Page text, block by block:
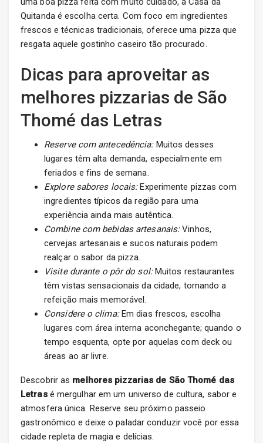
Quitanda é escolha certa. Com foco em ingredientes
frescos e técnicas tradicionais, oferece uma pizza que
resgata aquele gostinho caseiro tão procurado.
Dicas para aproveitar as
melhores pizzarias de São
Thomé das Letras
Reserve com antecedência:Muitos desses
lugares têm alta demanda, especialmente em
feriados e fins de semana.
Explore sabores locais:Experimente pizzas com
ingredientes típicos da região para uma
experiência ainda mais autêntica.
Combine com bebidas artesanais:Vinhos,
cervejas artesanais e sucos naturais podem
realçar o sabor da pizza.
Visite durante o pôr do sol:Muitos restaurantes
têm vistas sensacionais da cidade, tornando a
refeição mais memorável.
Considere o clima:Em dias frescos, escolha
lugares com área interna aconchegante; quando o
tempo esquenta, opte por aquelas com deck ou
áreas ao ar livre.
Descobrir as melhores pizzarias de São Thomé das
Letrasé mergulhar em um universo de cultura, sabor e
atmosfera única. Reserve seu próximo passeio
gastronômico e deixe o paladar conduzir você por essa
cidade repleta de magia e delícias.